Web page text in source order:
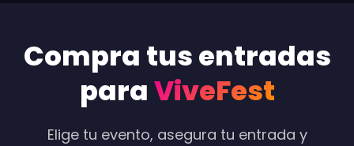
Compra tus entradas
paraViveFest
Elige tu evento, asegura tu entrada y